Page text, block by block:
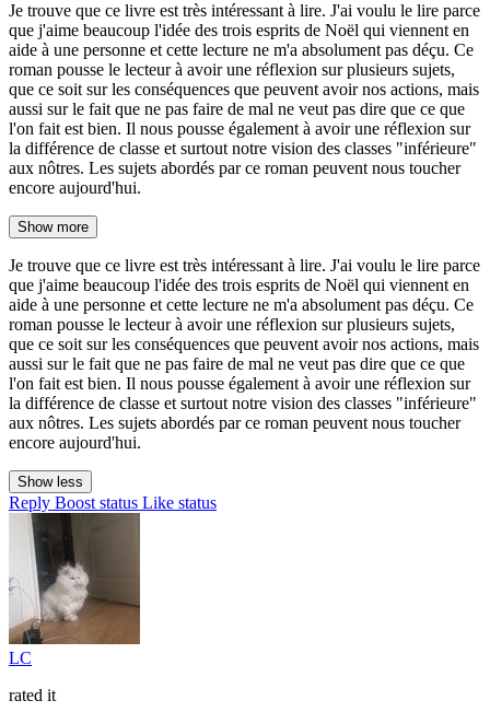
Je trouve que ce livre est très intéressant à lire. J'ai voulu le lire parce
que j'aime beaucoup l'idée des trois esprits de Noël qui viennent en
aide à une personne et cette lecture ne m'a absolument pas déçu. Ce
roman pousse le lecteur à avoir une réflexion sur plusieurs sujets,
que ce soit sur les conséquences que peuvent avoir nos actions, mais
aussi sur le fait que ne pas faire de mal ne veut pas dire que ce que
l'on fait est bien. Il nous pousse également à avoir une réflexion sur
la différence de classe et surtout notre vision des classes "inférieure"
aux nôtres. Les sujets abordés par ce roman peuvent nous toucher
encore aujourd'hui.
Show more
Je trouve que ce livre est très intéressant à lire. J'ai voulu le lire parce
que j'aime beaucoup l'idée des trois esprits de Noël qui viennent en
aide à une personne et cette lecture ne m'a absolument pas déçu. Ce
roman pousse le lecteur à avoir une réflexion sur plusieurs sujets,
que ce soit sur les conséquences que peuvent avoir nos actions, mais
aussi sur le fait que ne pas faire de mal ne veut pas dire que ce que
l'on fait est bien. Il nous pousse également à avoir une réflexion sur
la différence de classe et surtout notre vision des classes "inférieure"
aux nôtres. Les sujets abordés par ce roman peuvent nous toucher
encore aujourd'hui.
Show less
Reply Boost status Like status
LC
rated it